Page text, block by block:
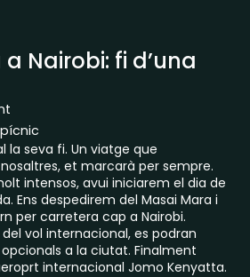
Nairobi: fi d’una
la seva fi. Un viatge que
et marcarà per sempre.
intensos, avui iniciarem el dia de
Ens despedirem del Masai Mara i
per carretera cap a Nairobi.
vol internacional, es podran
a la ciutat. Finalment
internacional Jomo Kenyatta.